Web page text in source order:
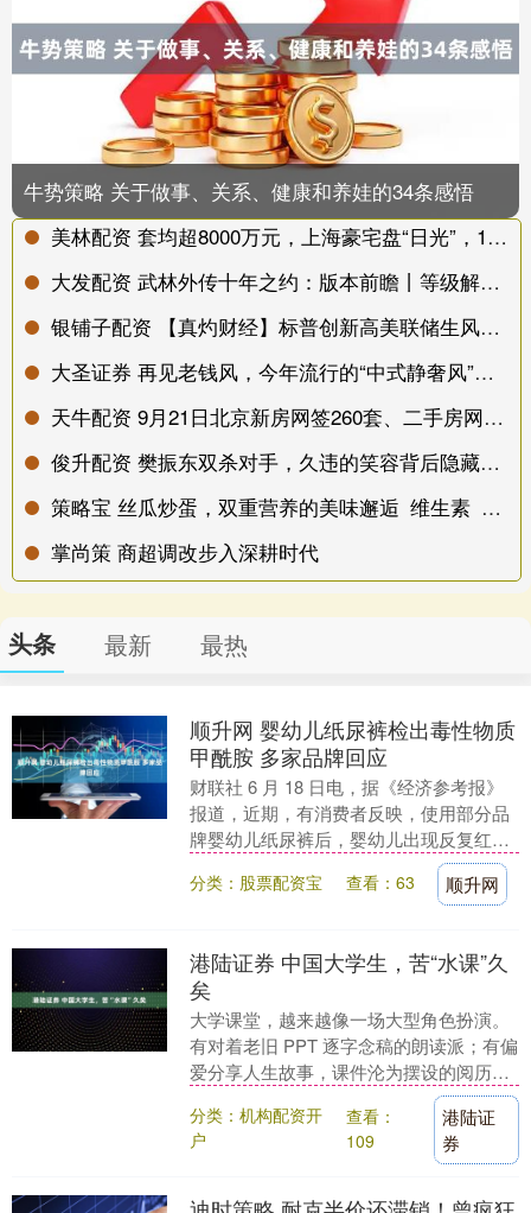
牛势策略 关于做事、关系、健康和养娃的34条感悟
美林配资 套均超8000万元，上海豪宅盘“日光”，120套房卖出98亿元，还有107组客户空手而归
大发配资 武林外传十年之约：版本前瞻丨等级解锁100级！三转职业即将开放！
银铺子配资 【真灼财经】标普创新高美联储生风波，港股通净流出超200亿港元
大圣证券 再见老钱风，今年流行的“中式静奢风”穿搭太时髦了！
天牛配资 9月21日北京新房网签260套、二手房网签140套
俊升配资 樊振东双杀对手，久违的笑容背后隐藏着哪些秘密？
策略宝 丝瓜炒蛋，双重营养的美味邂逅_维生素_蛋白质_人体
掌尚策 商超调改步入深耕时代
头条 最新 最热
顺升网 婴幼儿纸尿裤检出毒性物质
甲酰胺 多家品牌回应
财联社 6 月 18 日电，据《经济参考报》
报道，近期，有消费者反映，使用部分品
牌婴幼儿纸尿裤后，婴幼儿出现反复红臀
乃至皮肤破溃，停用后症状明显缓解。为
核实投诉....
分类：股票配资宝 查看：63 顺升网
港陆证券 中国大学生，苦“水课”久
矣
大学课堂，越来越像一场大型角色扮演。
有对着老旧 PPT 逐字念稿的朗读派；有偏
爱分享人生故事，课件沦为摆设的阅历
派；还有主打分组讨论，讲课全靠学生发
挥的互动派....
分类：机构配资开
户
查看：
109
港陆证
券